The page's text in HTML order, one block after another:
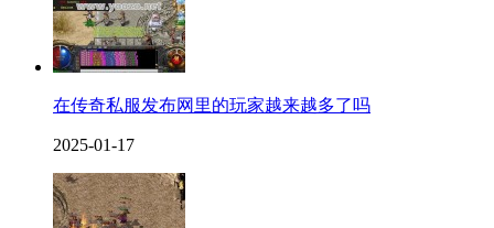
在传奇私服发布网里的玩家越来越多了吗
2025-01-17